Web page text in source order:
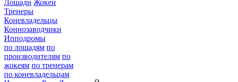
Лошади Жокеи
Тренеры
Коневладельцы
Коннозаводчики
Ипподромы
по лошадям по
производителям по
жокеям по тренерам
по коневладельцам